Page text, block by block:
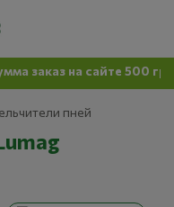
заказ на сайте 500 грн
пней